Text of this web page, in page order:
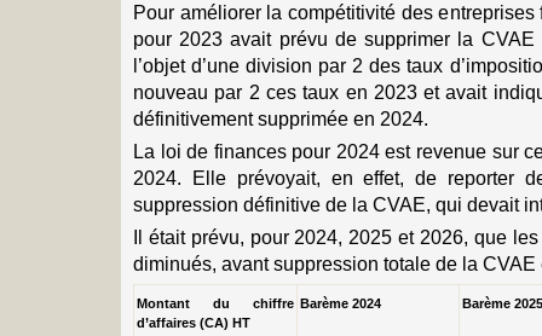
Pour améliorer la compétitivité des
pour 2023 avait prévu de supprimer la
l’objet d’une division par 2 des taux
nouveau par 2 ces taux en 2023 et avait
définitivement supprimée en 2024.
La loi de finances pour 2024 est revenue sur
2024. Elle prévoyait, en effet, de reporter
suppression définitive de la CVAE, qui devait
Il était prévu, pour 2024, 2025 et 2026, que
diminués, avant suppression totale de la
Montant du chiffre
d’affaires (CA) HT
Barème 2024 Barème 2025